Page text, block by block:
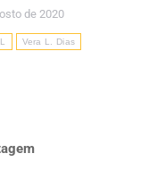
de 2020
Vera L. Dias